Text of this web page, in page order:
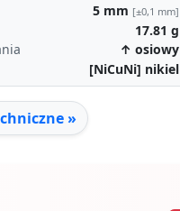
5 mm [±0,1 mm]
17.81 g
↑ osiowy
[NiCuNi] nikiel
»